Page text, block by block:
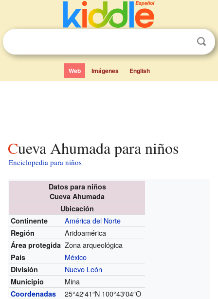
Web Imágenes English
Cueva Ahumada para niños
Enciclopedia para niños
Datos para niños
Cueva Ahumada
Ubicación
Continente
América del Norte
Región Aridoamérica
Área protegida Zona arqueológica
País México
División Nuevo León
Municipio Mina
Coordenadas 25°42′41″N 100°43′04″O